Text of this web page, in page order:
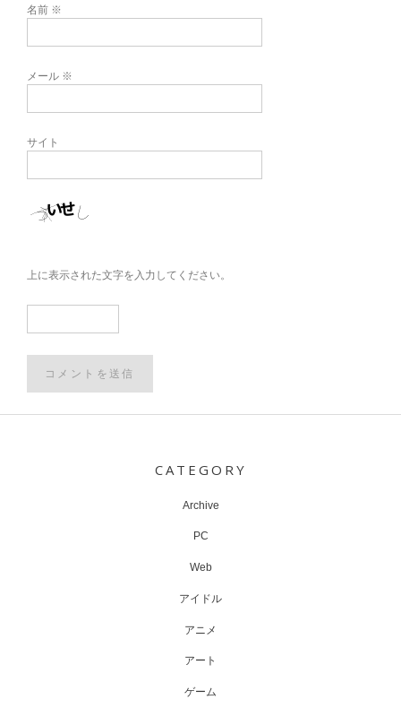
名前 ※
メール ※
サイト
上に表示された文字を入力してください。
CATEGORY
Archive
PC
Web
アイドル
アニメ
アート
ゲーム